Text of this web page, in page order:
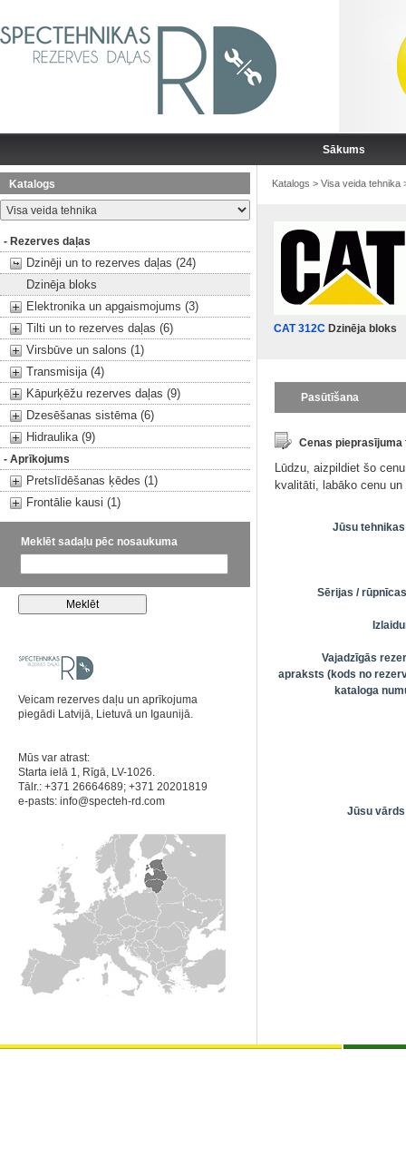
Sākums
Katalogs
- Rezerves daļas
Dzinēji un to rezerves daļas (24)
Dzinēja bloks
Elektronika un apgaismojums (3)
Tilti un to rezerves daļas (6)
Virsbūve un salons (1)
Transmisija (4)
Kāpurķēžu rezerves daļas (9)
Dzesēšanas sistēma (6)
Hidraulika (9)
- Aprīkojums
Pretslīdēšanas ķēdes (1)
Frontālie kausi (1)
Meklēt sadaļu pēc nosaukuma
Veicam rezerves daļu un aprīkojuma
piegādi Latvijā, Lietuvā un Igaunijā.
Mūs var atrast:
Starta ielā 1, Rīgā, LV-1026.
Tālr.: +371 26664689; +371 20201819
e-pasts: info@specteh-rd.com
Katalogs > Visa veida tehnika
CAT 312C Dzinēja bloks
Pasūtīšana
Cenas pieprasījuma
Lūdzu, aizpildiet šo
kvalitāti, labāko cenu
Jūsu
Sērijas /
Vajadzīgās
apraksts (kods no
kataloga
Jūsu